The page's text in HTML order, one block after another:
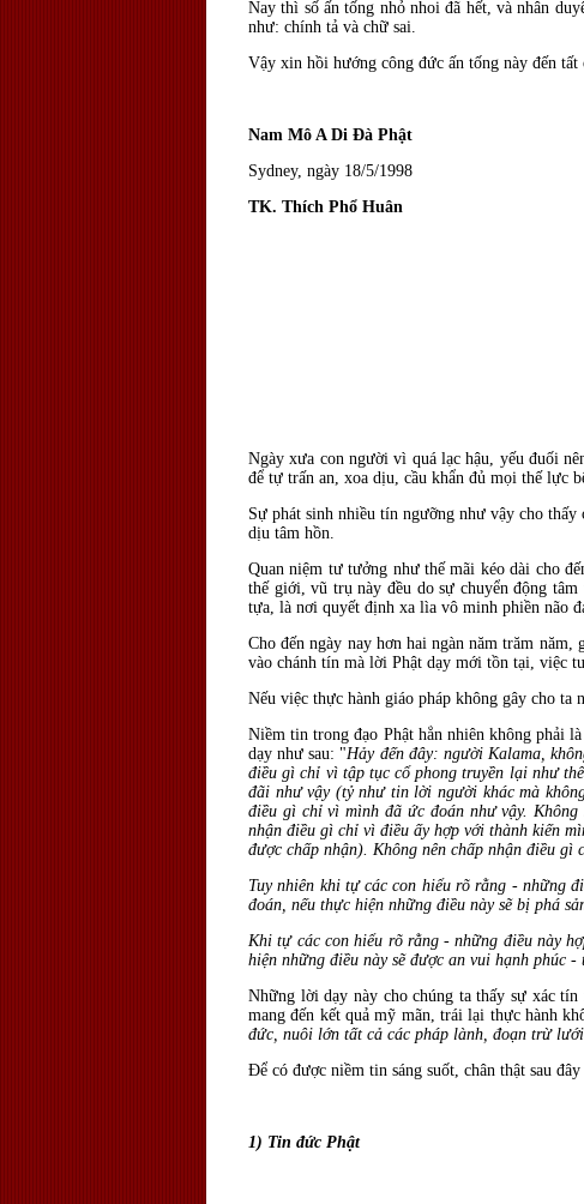
Nay thì số ấn tống nhỏ nhoi đã hết, và nhân
như: chính tả và chữ sai.
Vậy xin hồi hướng công đức ấn tống này đến
Nam Mô A Di Đà Phật
Sydney, ngày 18/5/1998
TK. Thích Phổ Huân
Ngày xưa con người vì quá lạc hậu, yếu đuối
để tự trấn an, xoa dịu, cầu khẩn đủ mọi thế lực
Sự phát sinh nhiều tín ngưỡng như vậy cho
dịu tâm hồn.
Quan niệm tư tưởng như thế mãi kéo dài cho
thế giới, vũ trụ này đều do sự chuyển động
tựa, là nơi quyết định xa lìa vô minh phiền não
Cho đến ngày nay hơn hai ngàn năm trăm
vào chánh tín mà lời Phật dạy mới tồn tại, việc
Nếu việc thực hành giáo pháp không gây cho ta
Niềm tin trong đạo Phật hẳn nhiên không phải
dạy như sau: "Hảy đến đây: người Kalama,
điều gì chỉ vì tập tục cổ phong truyền lại như
đãi như vậy (tỷ như tin lời người khác mà
điều gì chỉ vì mình đã ức đoán như vậy.
nhận điều gì chỉ vì điều ấy hợp với thành kiến
được chấp nhận). Không nên chấp nhận điều
Tuy nhiên khi tự các con hiểu rõ rằng - những
đoán, nếu thực hiện những điều này sẽ bị phá
Khi tự các con hiểu rõ rằng - những điều này
hiện những điều này sẽ được an vui hạnh phúc
Những lời dạy này cho chúng ta thấy sự xác
mang đến kết quả mỹ mãn, trái lại thực hành
đức, nuôi lớn tất cả các pháp lành, đoạn trừ
Để có được niềm tin sáng suốt, chân thật sau
1) Tin đức Phật